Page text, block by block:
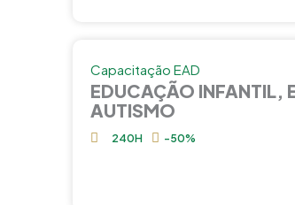
Capacitação EAD
EDUCAÇÃO INFANTIL,
AUTISMO
240H -50%